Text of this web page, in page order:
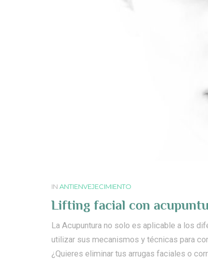
IN ANTIENVEJECIMIENTO
Lifting facial con
La Acupuntura no solo es aplicable a los
utilizar sus mecanismos y técnicas para
¿Quieres eliminar tus arrugas faciales o